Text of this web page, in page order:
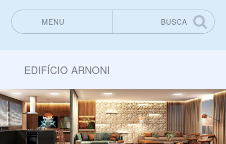
MENU
BUSCA
EDIFÍCIO ARNONI